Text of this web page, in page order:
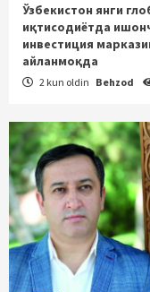
Ўзбекистон янги
иқтисодиётда
инвестиция
айланмоқда
2 kun oldin Behzod